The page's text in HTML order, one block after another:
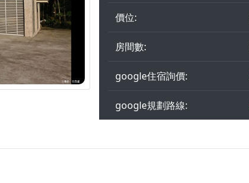
價位:
房間數:
google住宿詢價:
google規劃路線: